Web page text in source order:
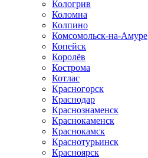
Кологрив
Коломна
Колпино
Комсомольск-на-Амуре
Копейск
Королёв
Кострома
Котлас
Красногорск
Краснодар
Краснознаменск
Краснокаменск
Краснокамск
Краснотурьинск
Красноярск